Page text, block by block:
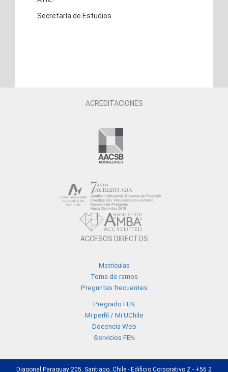
Secretaría de Estudios.
ACREDITACIONES
ACCESOS DIRECTOS
Matrículas
Toma de ramos
Preguntas frecuentes
Pregrado FEN
Mi perfil / Mi UChile
Docencia Web
Servicios FEN
Diagonal Paraguay 205, Santiago, Chile - Edificio Corporativo Z - +56 2